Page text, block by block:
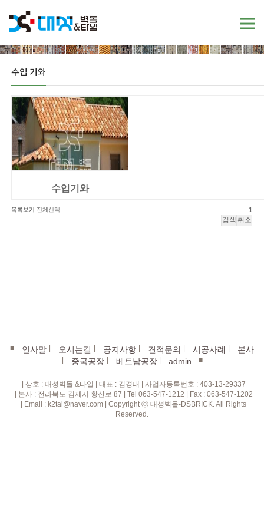
수입 기와
수입기와
목록보기 전체선택 1
■ 인사말 오시는길 공지사항 견적문의 시공사례 본사
중국공장 베트남공장| admin ■
| 상호 : 대성벽돌 &타일 | 대표 : 김경태 | 사업자등록번호 : 403-13-29337
| 본사 : 전라북도 김제시 황산로 87 | Tel 063-547-1212 | Fax : 063-547-1202
| Email : k2tai@naver.com | Copyright ⓒ 대성벽돌-DSBRICK. All Rights
Reserved.